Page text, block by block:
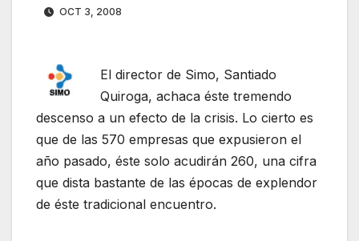
OCT 3, 2008
El director de Simo, Santiado
Quiroga, achaca éste tremendo
descenso a un efecto de la crisis. Lo cierto es
que de las 570 empresas que expusieron el
año pasado, éste solo acudirán 260, una cifra
que dista bastante de las épocas de explendor
de éste tradicional encuentro.